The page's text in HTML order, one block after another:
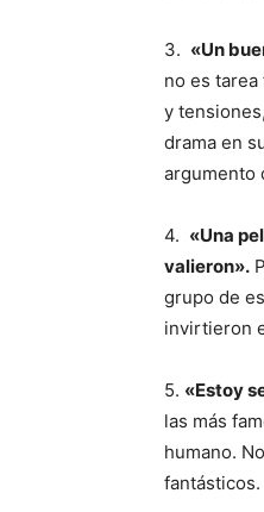
3. «Un
no es
y
drama en
argumento
4. «Una
valieron».
grupo de
invirtieron
5. «Estoy
las más
humano.
fantásticos.